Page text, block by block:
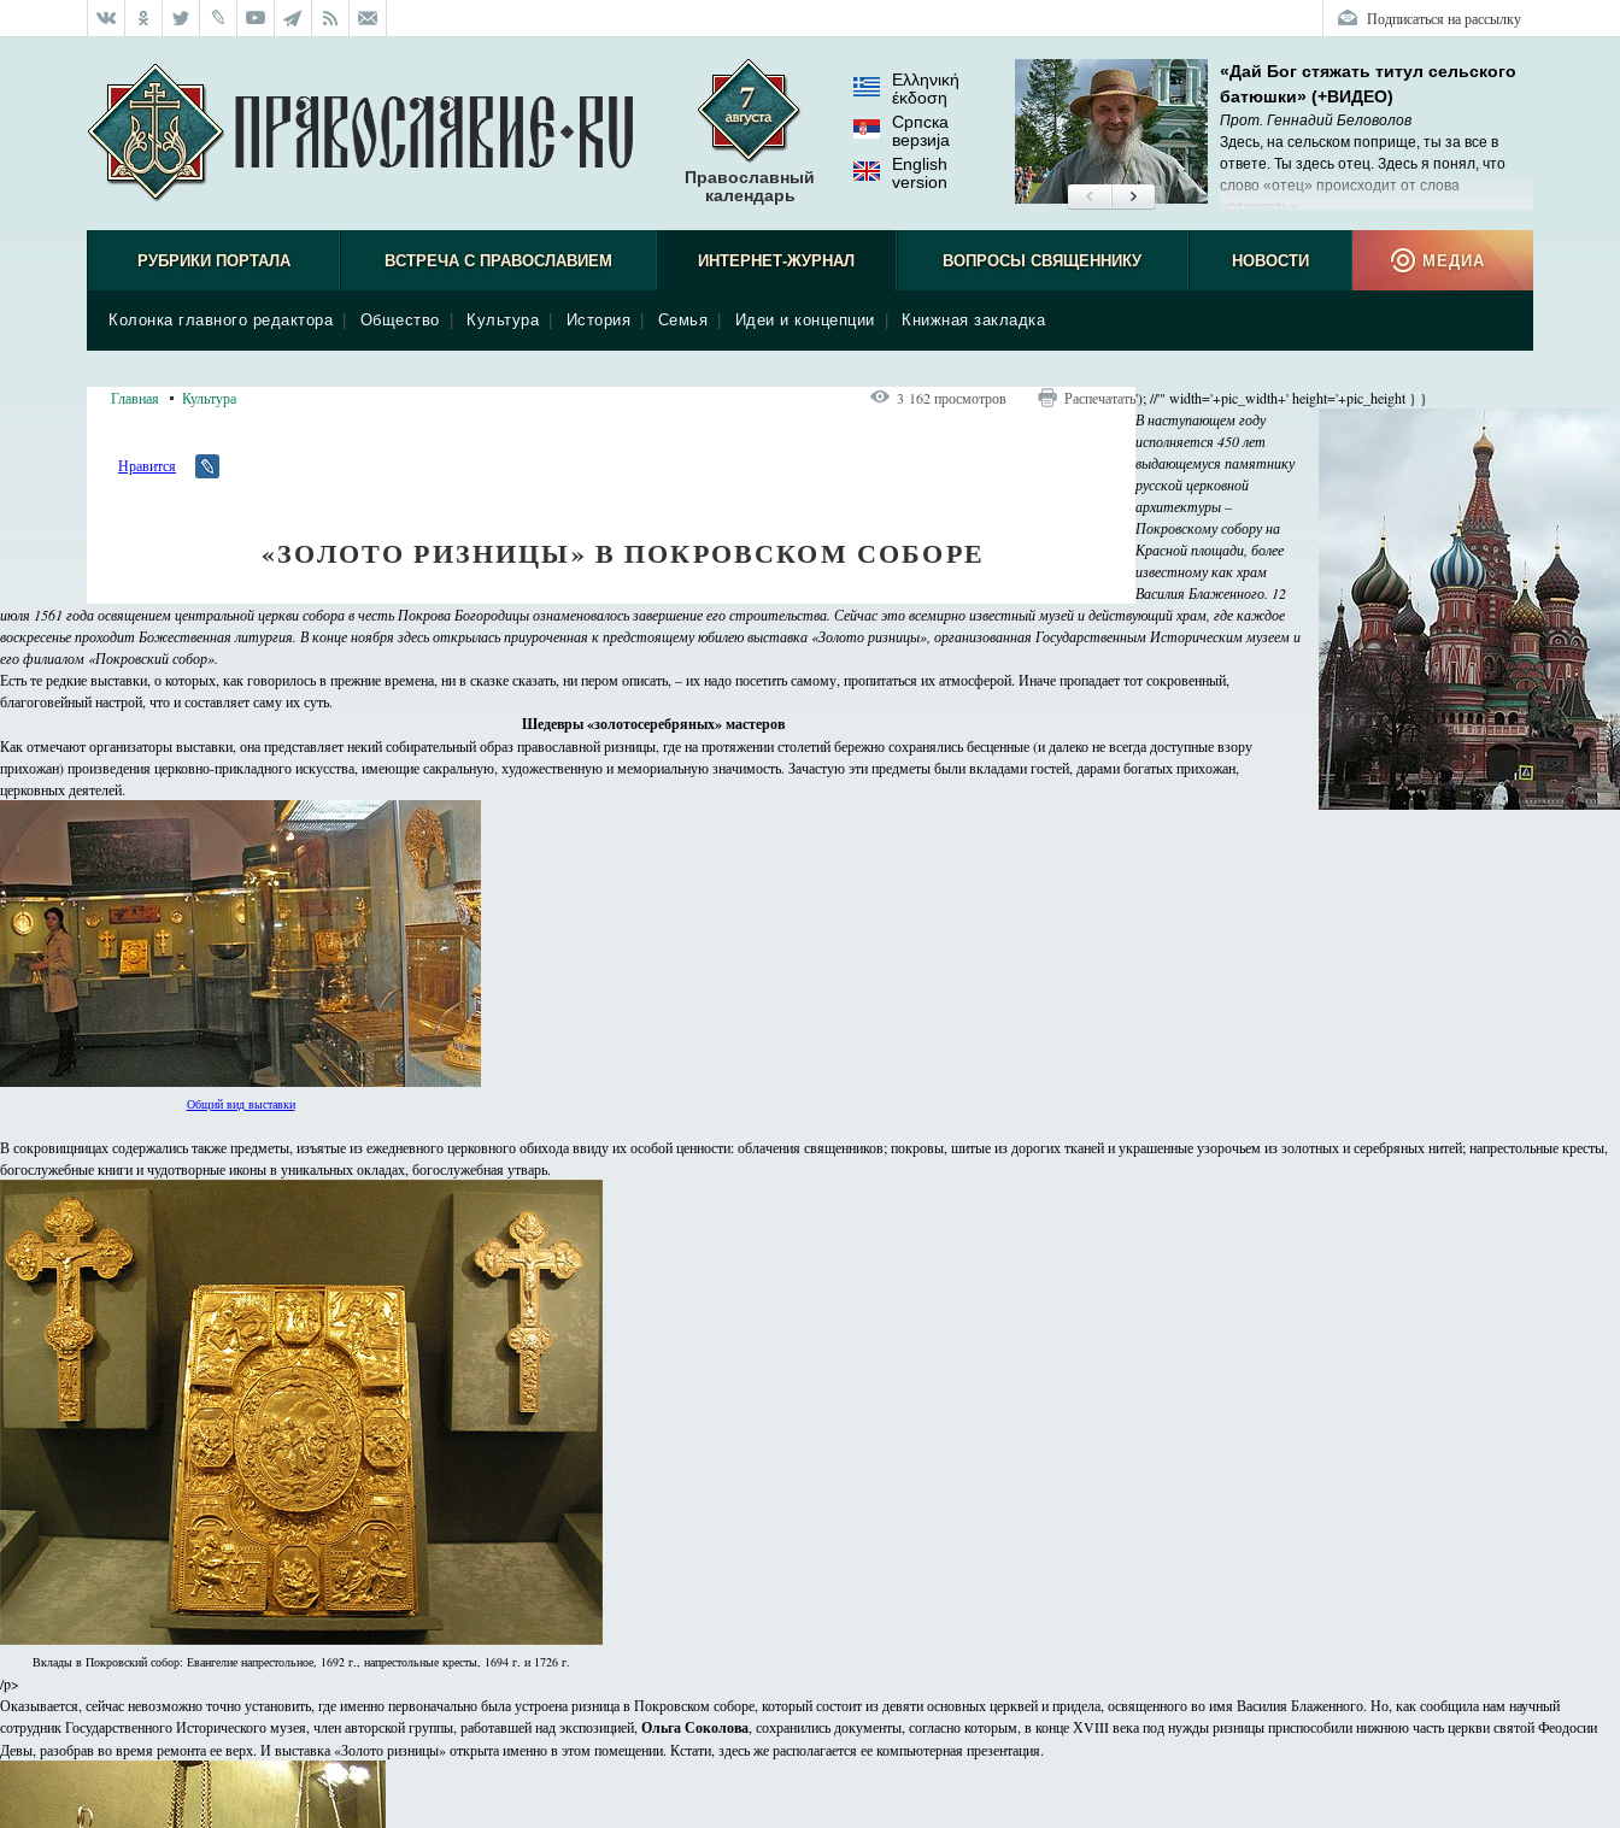
Подписаться на рассылку
Православный
календарь
Ελληνική
έκδοση
Српска
верзиjа
English
version
«Дай Бог стяжать титул сельского
батюшки» (+ВИДЕО)
Прот. Геннадий Беловолов
Здесь, на сельском поприще, ты за все в
ответе. Ты здесь отец. Здесь я понял, что
слово «отец» происходит от слова
«отвечать».
РУБРИКИ ПОРТАЛА ВСТРЕЧА С ПРАВОСЛАВИЕМ ИНТЕРНЕТ-ЖУРНАЛ
Колонка главного редактора Общество Культура История Семья Идеи и концепции Книжная закладка
ВОПРОСЫ СВЯЩЕННИКУ НОВОСТИ МЕДИА
Главная Культура 3 162 просмотров Распечатать
Нравится
«ЗОЛОТО РИЗНИЦЫ» В ПОКРОВСКОМ СОБОРЕ
'); //'" width='+pic_width+' height='+pic_height } }
В наступающем году
исполняется 450 лет
выдающемуся памятнику
русской церковной
архитектуры –
Покровскому собору на
Красной площади, более
известному как храм
Василия Блаженного. 12
июля 1561 года освящением центральной церкви собора в честь Покрова Богородицы ознаменовалось завершение его строительства. Сейчас это всемирно известный музей и действующий храм, где каждое
воскресенье проходит Божественная литургия. В конце ноября здесь открылась приуроченная к предстоящему юбилею выставка «Золото ризницы», организованная Государственным Историческим музеем и
его филиалом «Покровский собор».
Есть те редкие выставки, о которых, как говорилось в прежние времена, ни в сказке сказать, ни пером описать, – их надо посетить самому, пропитаться их атмосферой. Иначе пропадает тот сокровенный,
благоговейный настрой, что и составляет саму их суть.
Шедевры «золотосеребряных» мастеров
Как отмечают организаторы выставки, она представляет некий собирательный образ православной ризницы, где на протяжении столетий бережно сохранялись бесценные (и далеко не всегда доступные взору
прихожан) произведения церковно-прикладного искусства, имеющие сакральную, художественную и мемориальную значимость. Зачастую эти предметы были вкладами гостей, дарами богатых прихожан,
церковных деятелей.
Общий вид выставки
В сокровищницах содержались также предметы, изъятые из ежедневного церковного обихода ввиду их особой ценности: облачения священников; покровы, шитые из дорогих тканей и украшенные узорочьем из золотных и серебряных нитей; напрестольные кресты,
богослужебные книги и чудотворные иконы в уникальных окладах, богослужебная утварь.
Вклады в Покровский собор: Евангелие напрестольное, 1692 г., напрестольные кресты, 1694 г. и 1726 г.
/p>
Оказывается, сейчас невозможно точно установить, где именно первоначально была устроена ризница в Покровском соборе, который состоит из девяти основных церквей и придела, освященного во имя Василия Блаженного. Но, как сообщила нам научный
сотрудник Государственного Исторического музея, член авторской группы, работавшей над экспозицией, Ольга Соколова, сохранились документы, согласно которым, в конце ХVIII века под нужды ризницы приспособили нижнюю часть церкви святой Феодосии
Девы, разобрав во время ремонта ее верх. И выставка «Золото ризницы» открыта именно в этом помещении. Кстати, здесь же располагается ее компьютерная презентация.